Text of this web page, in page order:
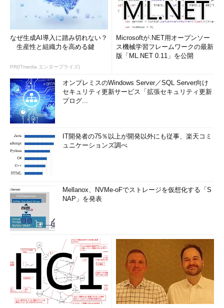
なぜ生成AI導入に踏み切れない？
生産性と組織力を高める鍵
PR(ITmedia エンタープライズ)
Microsoftが.NET用オープンソー
ス機械学習フレームワークの最新
版「ML.NET 0.11」を公開
オンプレミスのWindows Server／SQL Server向け
セキュリティ更新サービス「拡張セキュリティ更新
プログ...
IT開発者の75％以上が開発以外にも従事、楽天コミ
ュニケーションズ調べ
Mellanox、NVMe-oFでストレージを仮想化する「S
NAP」を発表